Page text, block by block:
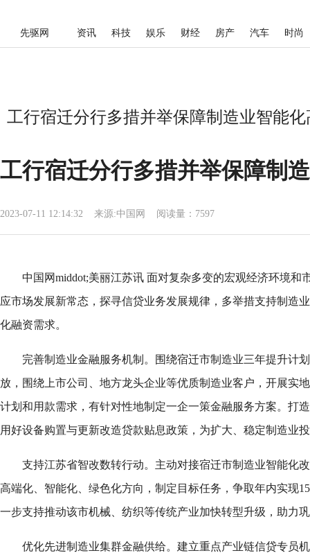
先驱网 资讯 科技 娱乐 财经 房产 汽车 时尚
工行宿迁分行多措并举保障制造业智能
工行宿迁分行多措并举保障制
2023-07-11 12:14:32 来源:中国网 阅读量：7597
中国网middot;美丽江苏讯 面对复杂多变的宏观经济环境和
应市场发展新常态，探寻信贷业务发展规律，多举措支持制造
化融资需求。
完善制造业金融服务机制。围绕宿迁市制造业三年提升计
放，围绕上市公司、地方龙头企业等优质制造业客户，开展实
计划和用款需求，有针对性地制定一企一策金融服务方案。打
用好设备购置与更新改造贷款贴息政策，为扩大、稳定制造业
支持江苏省智改数转行动。主动对接宿迁市制造业智能化
高端化、智能化、绿色化方向，制定目标任务，争取年内实现
一步支持推动该市机械、纺织等传统产业加快转型升级，助力
优化先进制造业集群金融供给。建立重点产业链信贷专员